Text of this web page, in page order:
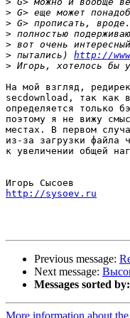
>
>
>
>
> пытались) http://
>
На мой взгляд,
secdownload, так как
определяется только
поэтому я не вижу
местах. В первом
из-за загрузки файла
к увеличении общей
http://sysoev.ru
Previous message:
Next message:
Messages sorted by: